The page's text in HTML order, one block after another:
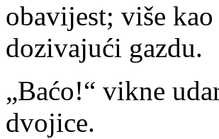
obavijest; više
dozivajući gazdu.
„Baćo!“ vikne
dvojice.